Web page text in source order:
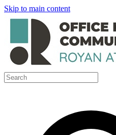
Skip to main content